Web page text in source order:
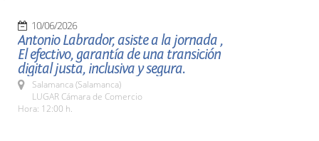
10/06/2026
Antonio Labrador, asiste a la jornada ,
El efectivo, garantía de una transición
digital justa, inclusiva y segura.
Salamanca (Salamanca)
LUGAR Cámara de Comercio
Hora: 12:00 h.